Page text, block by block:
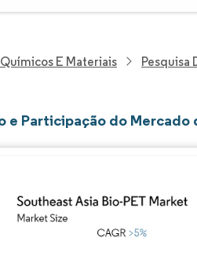
E Materiais Pesquisa
e Participação do